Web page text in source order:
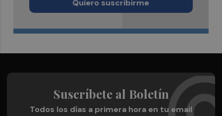
Quiero suscribirme
Suscríbete al Boletín
Todos los días a primera hora en tu email